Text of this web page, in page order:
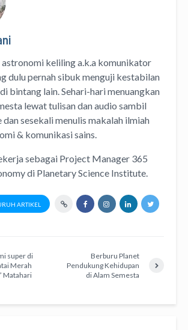
kelilinga.k.a komunikator
dulu pernah sibuk menguji kestabilan
bintang lain. Sehari-hari menuangkan
lewattulisandanaudio sambil
sesekali menulis makalah ilmiah
& komunikasi sains.
sebagai Project Manager 365
di Planetary Science Institute
ARTIKEL
super di
Merah
Matahari
Berburu Planet
Pendukung Kehidupan
di Alam Semesta